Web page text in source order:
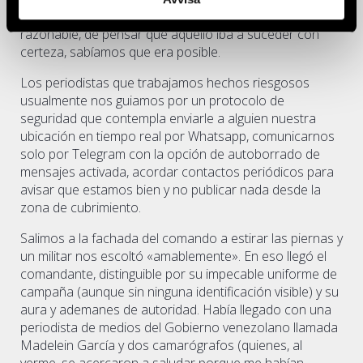
detenidos. Aunque no había razón alguna, aparente o
razonable, de pensar que aquello iba a suceder con
certeza, sabíamos que era posible.
Los periodistas que trabajamos hechos riesgosos
usualmente nos guiamos por un protocolo de
seguridad que contempla enviarle a alguien nuestra
ubicación en tiempo real por Whatsapp, comunicarnos
solo por Telegram con la opción de autoborrado de
mensajes activada, acordar contactos periódicos para
avisar que estamos bien y no publicar nada desde la
zona de cubrimiento.
Salimos a la fachada del comando a estirar las piernas y
un militar nos escoltó «amablemente». En eso llegó el
comandante, distinguible por su impecable uniforme de
campaña (aunque sin ninguna identificación visible) y su
aura y ademanes de autoridad. Había llegado con una
periodista de medios del Gobierno venezolano llamada
Madelein García y dos camarógrafos (quienes, al